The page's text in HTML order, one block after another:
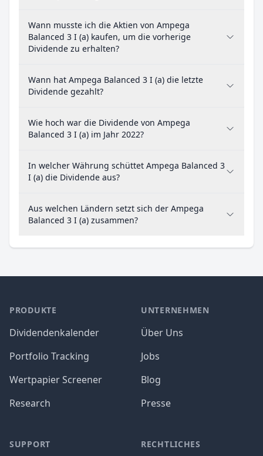
Wann musste ich die Aktien von Ampega
Balanced 3 I (a) kaufen, um die vorherige
Dividende zu erhalten?
Wann hat Ampega Balanced 3 I (a) die letzte
Dividende gezahlt?
Wie hoch war die Dividende von Ampega
Balanced 3 I (a) im Jahr 2022?
In welcher Währung schüttet Ampega Balanced 3
I (a) die Dividende aus?
Aus welchen Ländern setzt sich der Ampega
Balanced 3 I (a) zusammen?
PRODUKTE
Dividendenkalender
Portfolio Tracking
Wertpapier Screener
Research
SUPPORT
UNTERNEHMEN
Über Uns
Jobs
Blog
Presse
RECHTLICHES